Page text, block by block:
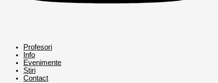
Profesori
Info
Evenimente
Știri
Contact